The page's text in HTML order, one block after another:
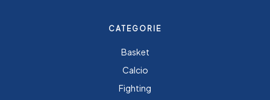
CATEGORIE
Basket
Calcio
Fighting